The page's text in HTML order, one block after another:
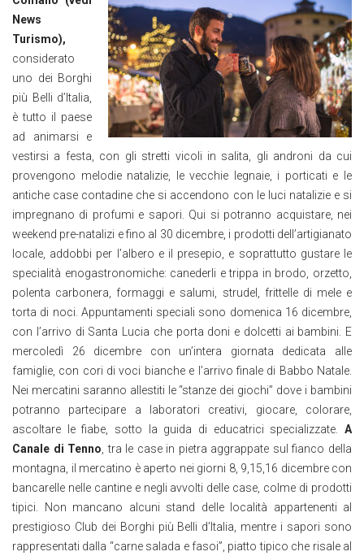
News
Turismo),
considerato
uno dei Borghi
più Belli d’Italia,
è tutto il paese
ad animarsi e
vestirsi a festa, con gli stretti vicoli in salita, gli androni da cui
provengono melodie natalizie, le vecchie legnaie, i porticati e le
antiche case contadine che si accendono con le luci natalizie e si
impregnano di profumi e sapori. Qui si potranno acquistare, nei
weekend pre-natalizi e fino al 30 dicembre, i prodotti dell’artigianato
locale, addobbi per l’albero e il presepio, e soprattutto gustare le
specialità enogastronomiche: canederli e trippa in brodo, orzetto,
polenta carbonera, formaggi e salumi, strudel, frittelle di mele e
torta di noci. Appuntamenti speciali sono domenica 16 dicembre,
con l’arrivo di Santa Lucia che porta doni e dolcetti ai bambini. E
mercoledì 26 dicembre con un’intera giornata dedicata alle
famiglie, con cori di voci bianche e l’arrivo finale di Babbo Natale.
Nei mercatini saranno allestiti le “stanze dei giochi” dove i bambini
potranno partecipare a laboratori creativi, giocare, colorare,
ascoltare le fiabe, sotto la guida di educatrici specializzate. A
Canale di Tenno , tra le case in pietra aggrappate sul fianco della
montagna, il mercatino è aperto nei giorni 8, 9,15,16 dicembre con
bancarelle nelle cantine e negli avvolti delle case, colme di prodotti
tipici. Non mancano alcuni stand delle località appartenenti al
prestigioso Club dei Borghi più Belli d’Italia, mentre i sapori sono
rappresentati dalla “carne salada e fasoi”, piatto tipico che risale al